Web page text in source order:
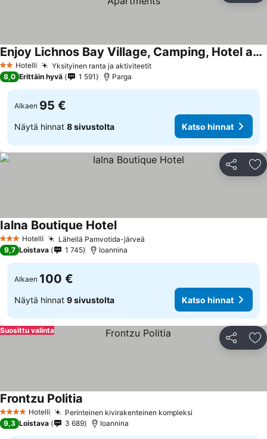
2 Tähtiluokitus
Hotelli Yksityinen ranta ja aktiviteetitKatso hinnat
Enjoy Lichnos Bay Village, Camping, Hotel and Apartments
Katso hinnat
8,0 Erittäin hyvä 1 591 Parga
Alkaen 95 €
Näytä hinnat 8 sivustolta Katso hinnat
Jaa
3 Tähtiluokitus
Hotelli Lähellä Pamvotida-järveä
Ialna Boutique HotelKatso hinnat
9,7 Loistava 1 745 Ioannina
Alkaen 100 €
Näytä hinnat 9 sivustolta Katso hinnat
Jaa
Suosittu valinta
4 Tähtiluokitus
Hotelli Perinteinen kivirakenteinen kompleksi
Frontzu Politia
9,3 Loistava 3 689 Ioannina